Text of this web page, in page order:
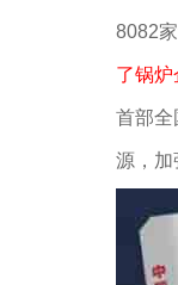
8082
了锅炉
首部全
源，加